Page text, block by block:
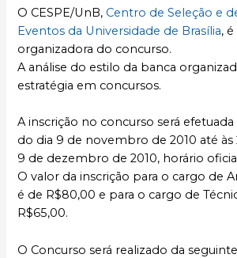
O CESPE/UnB, Centro de Seleção e
Eventos da Universidade de Brasília,
organizadora do concurso.
A análise do estilo da banca
estratégia em concursos.
A inscrição no concurso será efetuada
do dia 9 de novembro de 2010 até
9 de dezembro de 2010, horário
O valor da inscrição para o cargo de
é de R$80,00 e para o cargo de
R$65,00.
O Concurso será realizado da